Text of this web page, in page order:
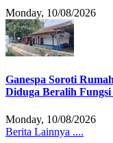
Monday, 10/08/2026
Ganespa Soroti
Diduga Beralih
Monday, 10/08/2026
Berita Lainnya ....